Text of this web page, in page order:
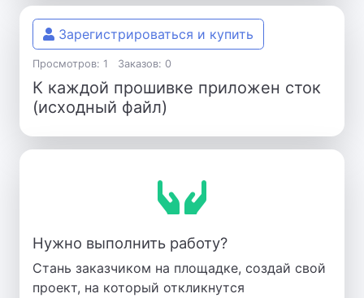
Зарегистрироваться и купить
Просмотров: 1 Заказов: 0
К каждой прошивке приложен сток
(исходный файл)
Нужно выполнить работу?
Стань заказчиком на площадке, создай свой
проект, на который откликнутся